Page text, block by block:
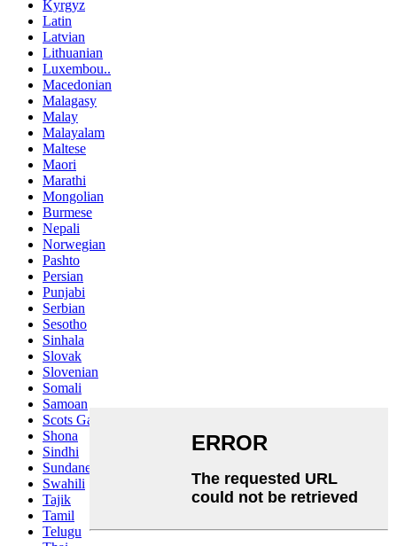
Kyrgyz
Latin
Latvian
Lithuanian
Luxembou..
Macedonian
Malagasy
Malay
Malayalam
Maltese
Maori
Marathi
Mongolian
Burmese
Nepali
Norwegian
Pashto
Persian
Punjabi
Serbian
Sesotho
Sinhala
Slovak
Slovenian
Somali
Samoan
Scots Gaelic
Shona
Sindhi
Sundanese
Swahili
Tajik
Tamil
Telugu